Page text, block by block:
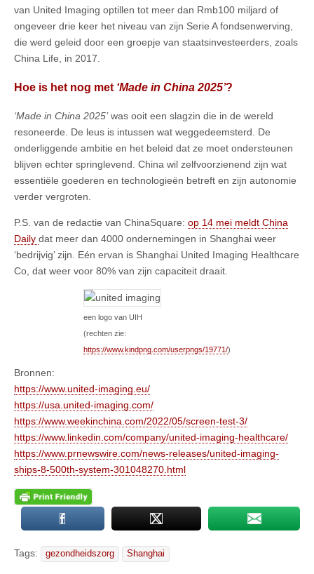
van United Imaging optillen tot meer dan Rmb100 miljard of
ongeveer drie keer het niveau van zijn Serie A fondsenwerving,
die werd geleid door een groepje van staatsinvesteerders, zoals
China Life, in 2017.
Hoe is het nog met ‘Made in China 2025’?
‘Made in China 2025’was ooit een slagzin die in de wereld
resoneerde. De leus is intussen wat weggedeemsterd. De
onderliggende ambitie en het beleid dat ze moet ondersteunen
blijven echter springlevend. China wil zelfvoorzienend zijn wat
essentiële goederen en technologieën betreft en zijn autonomie
verder vergroten.
P.S. van de redactie van ChinaSquare: op 14 mei meldt China
Daily dat meer dan 4000 ondernemingen in Shanghai weer
‘bedrijvig’ zijn. Eén ervan is Shanghai United Imaging Healthcare
Co, dat weer voor 80% van zijn capaciteit draait.
een logo van UIH
(rechten zie:
https://www.kindpng.com/userpngs/19771/)
Bronnen:
https://www.united-imaging.eu/
https://usa.united-imaging.com/
https://www.weekinchina.com/2022/05/screen-test-3/
https://www.linkedin.com/company/united-imaging-healthcare/
https://www.prnewswire.com/news-releases/united-imaging-
ships-8-500th-system-301048270.html
Tags: gezondheidszorg Shanghai